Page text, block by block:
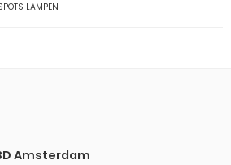
LAMPEN
Amsterdam